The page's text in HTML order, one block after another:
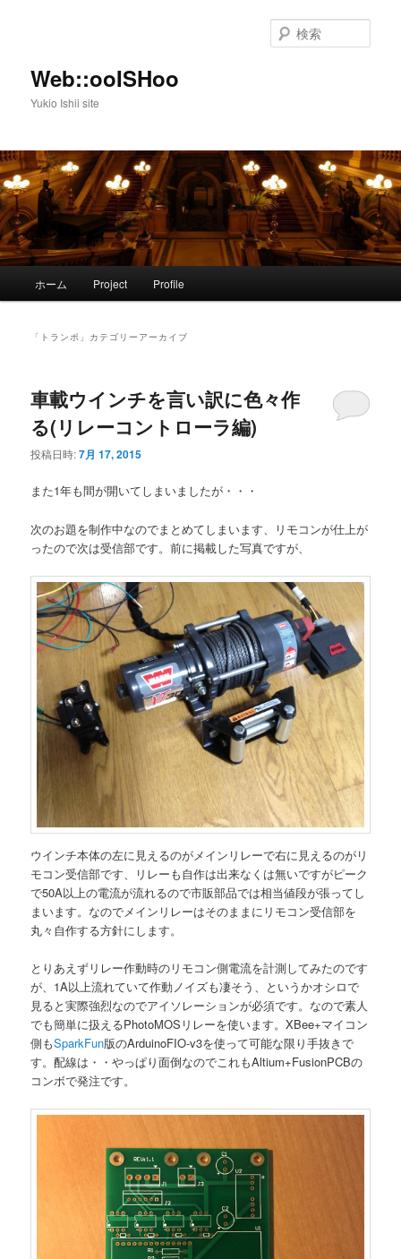
へ
移
動
移
動
Web::ooISHoo
Yukio Ishii site
索
ホーム Project Profile
「 トランポ 」カテゴリーアーカイブ
車載ウインチを言い訳に色々作
る(リレーコントローラ編)
投稿日時:7月 17, 2015
また1年も間が開いてしまいましたが・・・
次のお題を制作中なのでまとめてしまいます、リモコンが仕上が
ったので次は受信部です。前に掲載した写真ですが、
ウインチ本体の左に見えるのがメインリレーで右に見えるのがリ
モコン受信部です、リレーも自作は出来なくは無いですがピーク
で50A以上の電流が流れるので市販部品では相当値段が張ってし
まいます。なのでメインリレーはそのままにリモコン受信部を
丸々自作する方針にします。
とりあえずリレー作動時のリモコン側電流を計測してみたのです
が、1A以上流れていて作動ノイズも凄そう、というかオシロで
見ると実際強烈なのでアイソレーションが必須です。なので素人
でも簡単に扱えるPhotoMOSリレーを使います。XBee+マイコン
側もSparkFun版のArduinoFIO-v3を使って可能な限り手抜きで
す。配線は・・やっぱり面倒なのでこれもAltium+FusionPCBの
コンボで発注です。